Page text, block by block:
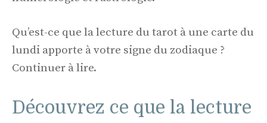
Qu’est-ce que la lecture du tarot à une carte du
lundi apporte à votre signe du zodiaque ?
Continuer à lire.
Découvrez ce que la lecture